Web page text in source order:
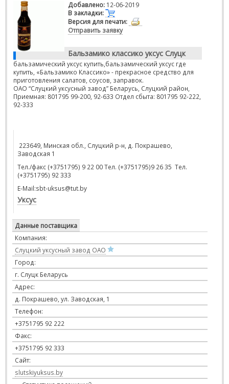
Добавлено: 12-06-2019
В закладки:
Версия для печати:
Отправить заявку
Бальзамико классико уксус Слуцк
бальзамический уксус купить,бальзамический уксус где
купить, «Бальзамико Классико» - прекрасное средство для
приготовления салатов, соусов, заправок.
ОАО “Слуцкий уксусный завод” Беларусь, Слуцкий район,
Приемная: 801795 99-200, 92-633 Отдел сбыта: 801795 92-222,
92-333
223649, Минская обл., Слуцкий р-н, д. Покрашево,
Заводская 1
Тел./факс (+3751795) 9 22 00 Тел. (+3751795)9 26 35 Тел.
(+3751795) 92 333
E-Mail:sbt-uksus@tut.by
Уксус
Данные поставщика
Компания:
Слуцкий уксусный завод ОАО
Город:
г. Слуцк Беларусь
Адрес:
д. Покрашево, ул. Заводская, 1
Телефон:
+3751795 92 222
Факс:
+3751795 92 333
Сайт:
slutskiyuksus.by